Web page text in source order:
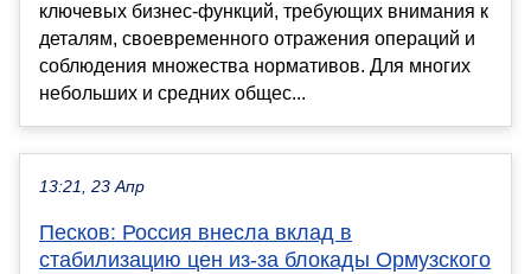
ключевых бизнес-функций, требующих внимания к
деталям, своевременного отражения операций и
соблюдения множества нормативов. Для многих
небольших и средних общес...
13:21, 23 Апр
Песков: Россия внесла вклад в
стабилизацию цен из-за блокады Ормузского